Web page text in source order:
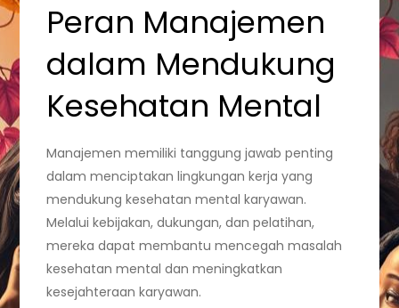
Peran Manajemen
dalam Mendukung
Kesehatan Mental
Manajemen memiliki tanggung jawab penting
dalam menciptakan lingkungan kerja yang
mendukung kesehatan mental karyawan.
Melalui kebijakan, dukungan, dan pelatihan,
mereka dapat membantu mencegah masalah
kesehatan mental dan meningkatkan
kesejahteraan karyawan.